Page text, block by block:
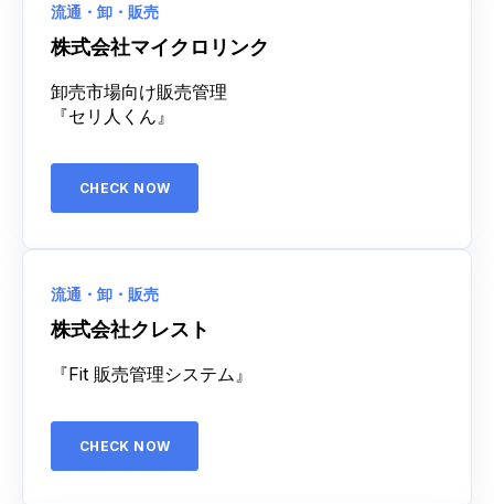
流通・卸・販売
株式会社マイクロリンク
卸売市場向け販売管理
『セリ人くん』
CHECK NOW
流通・卸・販売
株式会社クレスト
『Fit 販売管理システム』
CHECK NOW